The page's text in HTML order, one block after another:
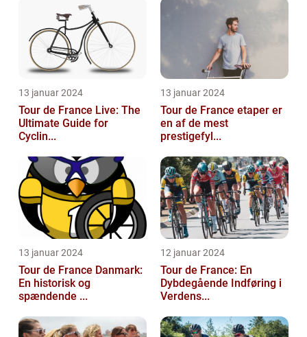
13 januar 2024
Tour de France Live: The
Ultimate Guide for
Cyclin...
13 januar 2024
Tour de France etaper er
en af de mest
prestigefyl...
13 januar 2024
Tour de France Danmark:
En historisk og
spændende ...
12 januar 2024
Tour de France: En
Dybdegående Indføring i
Verdens...